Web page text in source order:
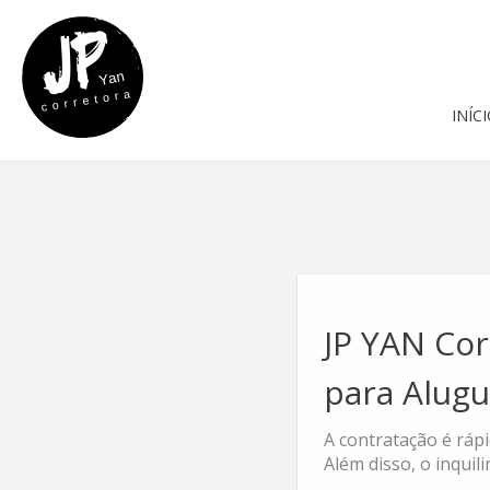
JP YAN
para
A contratação é
Além disso, o